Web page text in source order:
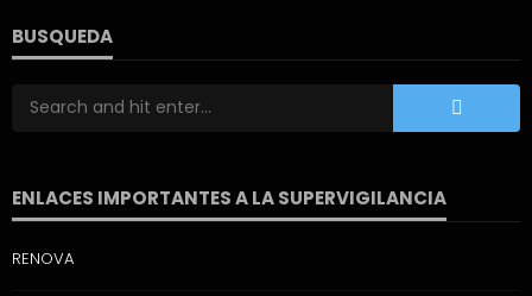
BUSQUEDA
ENLACES IMPORTANTES A LA SUPERVIGILANCIA
RENOVA